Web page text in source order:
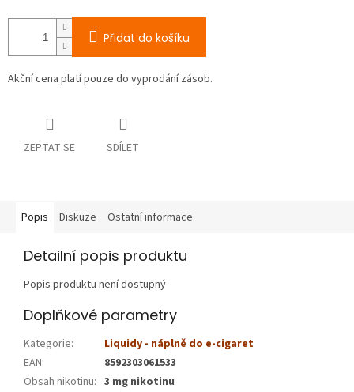
Přidat do košíku
Akční cena platí pouze do vyprodání zásob.
ZEPTAT SE SDÍLET
Popis Diskuze Ostatní informace
Detailní popis produktu
Popis produktu není dostupný
Doplňkové parametry
Kategorie:
Liquidy - náplně do e-cigaret
EAN:
8592303061533
Obsah nikotinu: 3 mg nikotinu